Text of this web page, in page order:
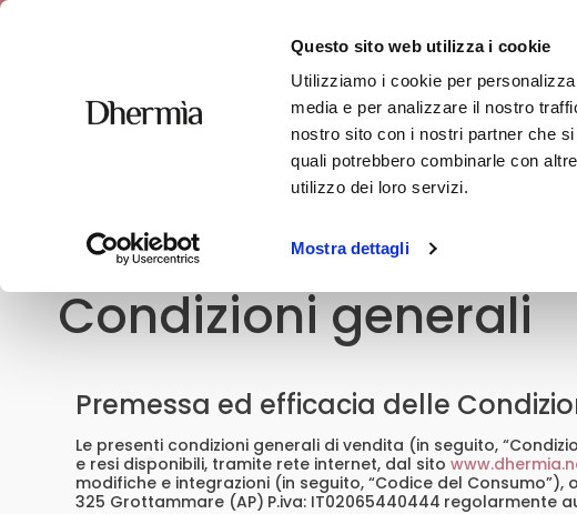
Questo sito web utilizza i cookie
Utilizziamo i cookie per
media e per analizzare il nostro
nostro sito con i nostri partner che
quali potrebbero combinarle con
utilizzo dei loro servizi.
Mostra dettagli
VISO
Condizioni generali
Premessa ed efficacia delle
Le presenti condizioni generali di vendita (in seguito,
e resi disponibili, tramite rete internet, dal sito
modifiche e integrazioni (in seguito, “Codice del
325 Grottammare (AP) P.iva: IT02065440444 regolarmente